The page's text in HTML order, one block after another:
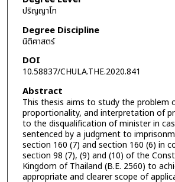
ปริญญาโท
Degree Discipline
นิติศาสตร์
DOI
10.58837/CHULA.THE.2020.841
Abstract
This thesis aims to study the problem
proportionality, and interpretation of
to the disqualification of minister in
sentenced by a judgment to
section 160 (7) and section 160 (6) in
section 98 (7), (9) and (10) of the
Kingdom of Thailand (B.E. 2560) to
appropriate and clearer scope of